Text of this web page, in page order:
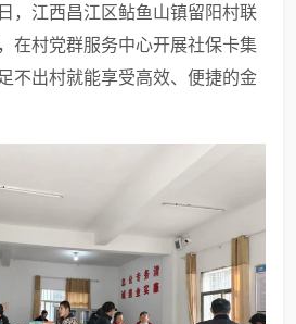
，江西昌江区鲇鱼山镇留阳村联
在村党群服务中心开展社保卡集
不出村就能享受高效、便捷的金